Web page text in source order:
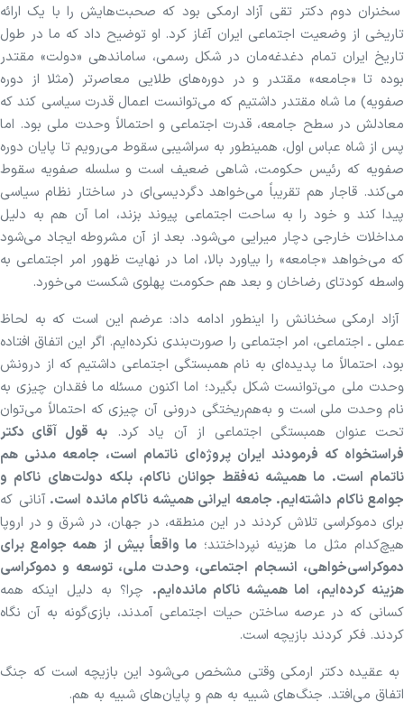
سخنران دوم دکتر تقی آزاد ارمکی بود که صحبت‌هایش را با یک ارائه
تاریخی از وضعیت اجتماعی ایران آغاز کرد. او توضیح داد که ما در طول
تاریخ ایران تمام دغدغه‌مان در شکل رسمی، ساماندهی «دولت» مقتدر
بوده تا «جامعه» مقتدر و در دوره‌های طلایی معاصرتر (مثلا از دوره
صفویه) ما شاه مقتدر داشتیم که می‌توانست اعمال قدرت سیاسی کند که
معادلش در سطح جامعه، قدرت اجتماعی و احتمالاً وحدت ملی بود. اما
پس از شاه عباس اول، همینطور به سراشیبی سقوط می‌رویم تا پایان دوره
صفویه که رئیس حکومت، شاهی ضعیف است و سلسله صفویه سقوط
می‌کند. قاجار هم تقریباً می‌خواهد دگردیسی‌ای در ساختار نظام سیاسی
پیدا کند و خود را به ساحت اجتماعی پیوند بزند، اما آن هم به دلیل
مداخلات خارجی دچار میرایی می‌شود. بعد از آن مشروطه ایجاد می‌شود
که می‌خواهد «جامعه» را بیاورد بالا، اما در نهایت ظهور امر اجتماعی به
واسطه کودتای رضاخان و بعد هم حکومت پهلوی شکست می‌خورد.
آزاد ارمکی سخنانش را اینطور ادامه داد: عرضم این است که به لحاظ
عملی ـ اجتماعی، امر اجتماعی را صورت‌بندی نکرده‌ایم. اگر این اتفاق افتاده
بود، احتمالاً ما پدیده‌ای به نام همبستگی اجتماعی داشتیم که از درونش
وحدت ملی می‌توانست شکل بگیرد؛ اما اکنون مسئله ما فقدان چیزی به
نام وحدت ملی است و به‌هم‌ریختگی درونی آن چیزی که احتمالاً می‌توان
تحت عنوان همبستگی اجتماعی از آن یاد کرد. به قول آقای دکتر
فراستخواه که فرمودند ایران پروژه‌ای ناتمام است، جامعه مدنی هم
ناتمام است. ما همیشه نه‌فقط جوانان ناکام، بلکه دولت‌های ناکام و
جوامع ناکام داشته‌ایم. جامعه ایرانی همیشه ناکام مانده است. آنانی که
برای دموکراسی تلاش کردند در این منطقه، در جهان، در شرق و در اروپا
هیچ‌کدام مثل ما هزینه نپرداختند؛ ما واقعاً بیش از همه جوامع برای
دموکراسی‌خواهی، انسجام اجتماعی، وحدت ملی، توسعه و دموکراسی
هزینه کرده‌ایم، اما همیشه ناکام مانده‌ایم. چرا؟ به دلیل اینکه همه
کسانی که در عرصه ساختن حیات اجتماعی آمدند، بازی‌گونه به آن نگاه
کردند. فکر کردند بازیچه است.
به عقیده دکتر ارمکی وقتی مشخص می‌شود این بازیچه است که جنگ
اتفاق می‌افتد. جنگ‌های شبیه به هم و پایان‌های شبیه به هم.